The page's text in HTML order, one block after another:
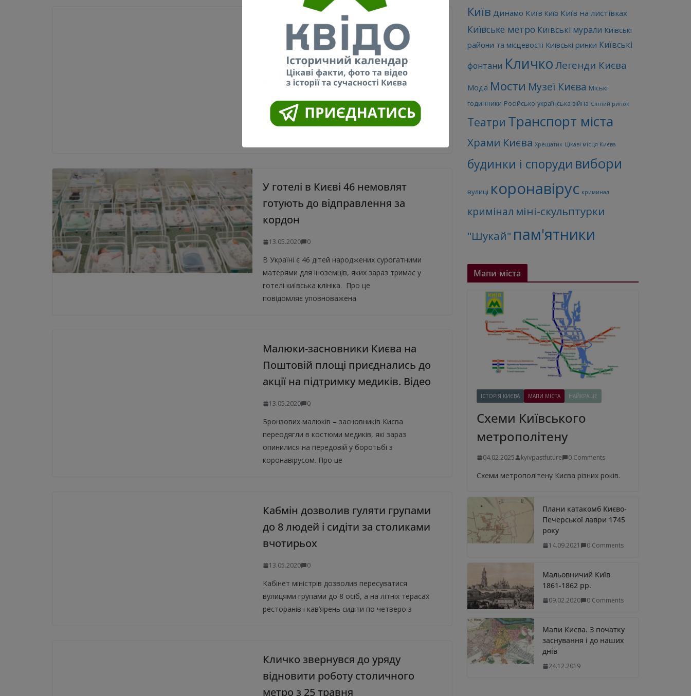
Міністр інфраструктури
опублікував 3 етапи виходу
транспорту з карантину
14.05.2020 0
громадського транспорту, але дати ще мають
узгодити з Міністерством охорони здоров’я. Про
У готелі в Києві 46 немовлят
готують до відправлення за
кордон
13.05.2020 0
В Україні є 46 дітей народжених сурогатними
матерями для іноземців, яких зараз тримає у
готелі київська клініка. Про це
повідомляє уповноважена
Малюки-засновники Києва на
Поштовій площі приєднались до
акції на підтримку медиків. Відео
13.05.2020 0
Бронзових малюків – засновників Києва
переодягли в костюми медиків, які зараз
опинилися на передовій у боротьбі з
коронавірусом. Про це
Кабмін дозволив гуляти групами
до 8 людей і сидіти за столиками
вчотирьох
13.05.2020 0
Кабінет міністрів дозволив пересуватися
вулицями групами до 8 осіб, а на літніх терасах
ресторанів і кав’ярень сидіти по четверо з
Кличко звернувся до уряду
відновити роботу столичного
метро з 25 травня
Київ Динамо Київ Київ Київ на листівках
Київське метро Київські мурали Київські
райони та місцевості Київські ринки Київські
фонтани Кличко Легенди Києва
Мода Мости Музеї Києва Міські
годинники Російсько-українська війна Сінний ринок
Театри Транспорт міста
Храми Києва Хрещатик Цікаві місця Києва
будинки і споруди вибори
вулиці коронавірус криминал
кримінал міні-скульптурки
"Шукай" пам'ятники
Мапи міста
ІСТОРІЯ КИЄВА МАПИ МІСТА НАЙКРАЩЕ
Схеми Київського
метрополітену
04.02.2025 kyivpastfuture 0 Comments
Схеми метрополітену Києва різних років.
Плани катакомб Києво-
Печерської лаври 1745
року
14.09.2021 0 Comments
Мальовничий Київ
1861-1862 рр.
09.02.2020 0 Comments
Мапи Києва. З початку
заснування і до наших
днів
24.12.2019